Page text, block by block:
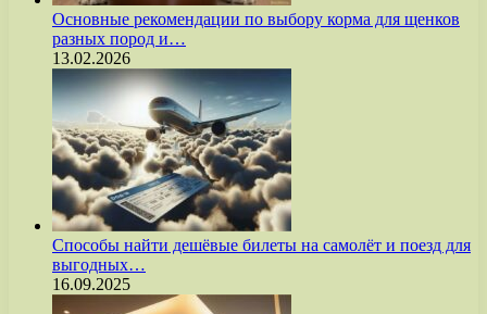
Основные рекомендации по выбору корма для щенков
разных пород и…
13.02.2026
Способы найти дешёвые билеты на самолёт и поезд для
выгодных…
16.09.2025